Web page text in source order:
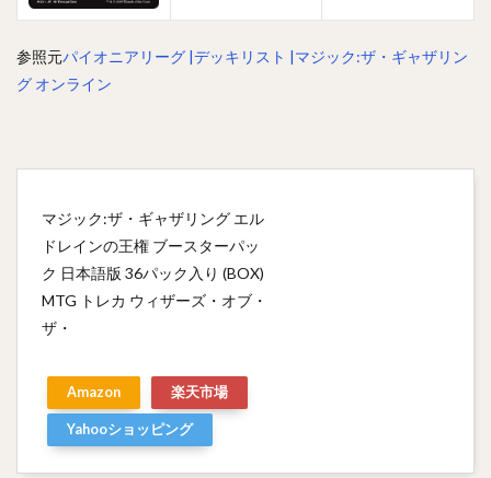
参照元パイオニアリーグ |デッキリスト |マジック:ザ・ギャザリン
グ オンライン
マジック:ザ・ギャザリング エル
ドレインの王権 ブースターパッ
ク 日本語版 36パック入り (BOX)
MTG トレカ ウィザーズ・オブ・
ザ・
Amazon 楽天市場
Yahooショッピング